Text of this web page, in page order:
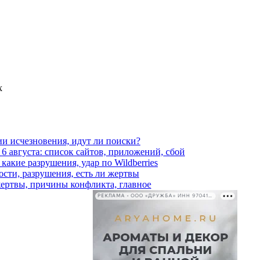
исчезновения, идут ли поиски?
августа: список сайтов, приложений, сбой
разрушения, удар по Wildberries
разрушения, есть ли жертвы
причины конфликта, главное
РЕКЛАМА • ООО «ДРУЖБА» ИНН 9704146411